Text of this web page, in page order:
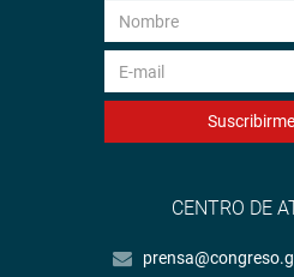
Suscribirme
CENTRO DE